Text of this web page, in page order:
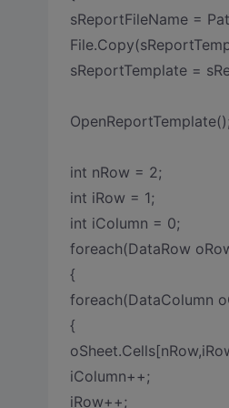
sReportFileName =
sReportTemplate =
int nRow = 2;
int iRow = 1;
int iColumn = 0;
foreach(DataRow
{
foreach(DataColumn
{
iColumn++;
iRow++;